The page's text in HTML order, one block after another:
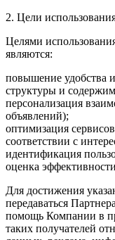
2. Цели
Целями
являются:
повышение удобства
структуры и
персонализация
объявлений);
оптимизация
соответствии с
идентификация
оценка
Для достижения
передаваться
помощь Компании в
таких получателей